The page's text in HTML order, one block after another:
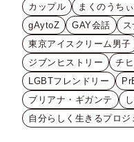
カップル
まくのうち
gAytoZ
GAY会話
東京アイスクリーム男子
ジブンヒストリー
チ
LGBTフレンドリー
ブリアナ・ギガンテ
自分らしく生きるプロジ